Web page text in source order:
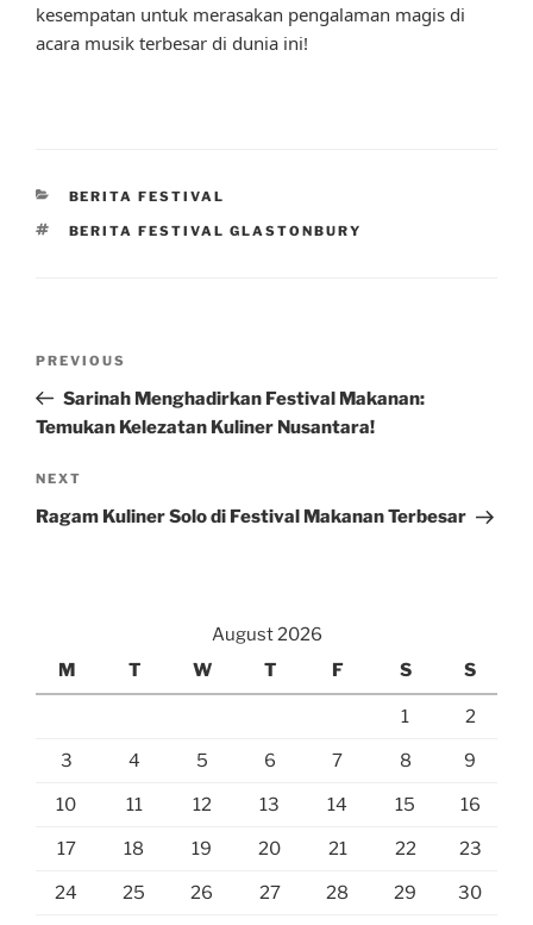
kesempatan untuk merasakan pengalaman magis di
acara musik terbesar di dunia ini!
CATEGORIES
BERITA FESTIVAL
TAGS
BERITA FESTIVAL GLASTONBURY
Previous
Post
PREVIOUS
Sarinah Menghadirkan Festival Makanan:
Temukan Kelezatan Kuliner Nusantara!
Next
Post
NEXT
Ragam Kuliner Solo di Festival Makanan Terbesar
August 2026
M
T W T F S S
1 2
3 4 5 6 7 8 9
10 11 12 13 14 15 16
17 18 19 20 21 22 23
24 25 26 27 28 29 30